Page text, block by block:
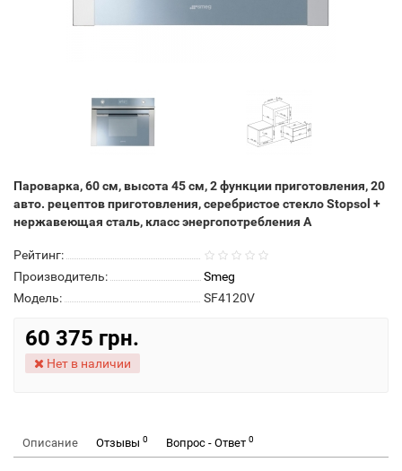
Пароварка, 60 см, высота 45 см, 2 функции приготовления, 20
авто. рецептов приготовления, серебристое стекло Stopsol +
нержавеющая сталь, класс энергопотребления А
Рейтинг:
Производитель:
Smeg
Модель:
SF4120V
60 375 грн.
Нет в наличии
Описание Отзывы 0 Вопрос - Ответ 0